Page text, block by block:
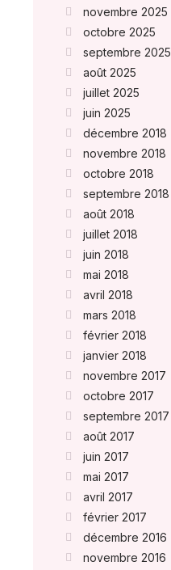
novembre 2025
octobre 2025
septembre 2025
août 2025
juillet 2025
juin 2025
décembre 2018
novembre 2018
octobre 2018
septembre 2018
août 2018
juillet 2018
juin 2018
mai 2018
avril 2018
mars 2018
février 2018
janvier 2018
novembre 2017
octobre 2017
septembre 2017
août 2017
juin 2017
mai 2017
avril 2017
février 2017
décembre 2016
novembre 2016